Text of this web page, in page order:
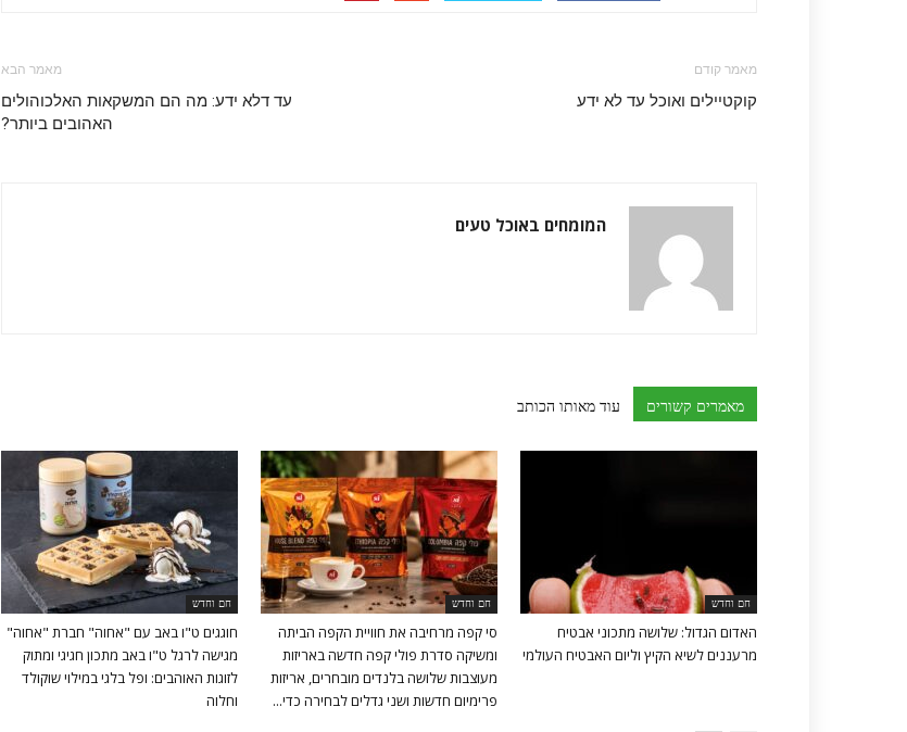
מאמר קודם
קוקטיילים ואוכל עד לא ידע
מאמר הבא
עד דלא ידע: מה הם המשקאות האלכוהולים
האהובים ביותר?
המומחים באוכל טעים
מאמרים קשורים עוד מאותו הכותב
חם וחדש
האדום הגדול: שלושה מתכוני אבטיח
מרעננים לשיא הקיץ וליום האבטיח העולמי
חם וחדש
סי קפה מרחיבה את חוויית הקפה הביתה
ומשיקה סדרת פולי קפה חדשה באריזות
מעוצבות שלושה בלנדים מובחרים, אריזות
פרימיום חדשות ושני גדלים לבחירה כדי...
חם וחדש
חוגגים ט"ו באב עם "אחוה" חברת "אחוה"
מגישה לרגל ט"ו באב מתכון חגיגי ומתוק
לזוגות האוהבים: ופל בלגי במילוי שוקולד
וחלוה